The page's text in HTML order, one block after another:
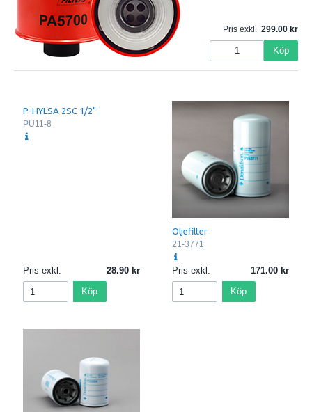
Pris exkl. 299.00
Köp
P-HYLSA 2SC 1/2"
PU11-8
Pris exkl. 28.90
Köp
Oljefilter
21-3771
Pris exkl. 171.00
Köp